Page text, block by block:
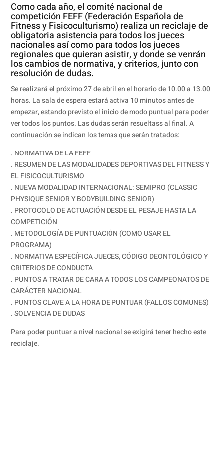
Como cada año, el comité nacional de
competición FEFF (Federación Española de
Fitness y Fisicoculturismo) realiza un reciclaje de
obligatoria asistencia para todos los jueces
nacionales así como para todos los jueces
regionales que quieran asistir, y donde se venrán
los cambios de normativa, y criterios, junto con
resolución de dudas.
Se realizará el próximo 27 de abril en el horario de 10.00 a 13.00
horas. La sala de espera estará activa 10 minutos antes de
empezar, estando previsto el inicio de modo puntual para poder
ver todos los puntos. Las dudas serán resueltass al final. A
continuación se indican los temas que serán tratados:
. NORMATIVA DE LA FEFF
. RESUMEN DE LAS MODALIDADES DEPORTIVAS DEL FITNESS Y
EL FISICOCULTURISMO
. NUEVA MODALIDAD INTERNACIONAL: SEMIPRO (CLASSIC
PHYSIQUE SENIOR Y BODYBUILDING SENIOR)
. PROTOCOLO DE ACTUACIÓN DESDE EL PESAJE HASTA LA
COMPETICIÓN
. METODOLOGÍA DE PUNTUACIÓN (COMO USAR EL
PROGRAMA)
. NORMATIVA ESPECÍFICA JUECES, CÓDIGO DEONTOLÓGICO Y
CRITERIOS DE CONDUCTA
. PUNTOS A TRATAR DE CARA A TODOS LOS CAMPEONATOS DE
CARÁCTER NACIONAL
. PUNTOS CLAVE A LA HORA DE PUNTUAR (FALLOS COMUNES)
. SOLVENCIA DE DUDAS
Para poder puntuar a nivel nacional se exigirá tener hecho este
reciclaje.